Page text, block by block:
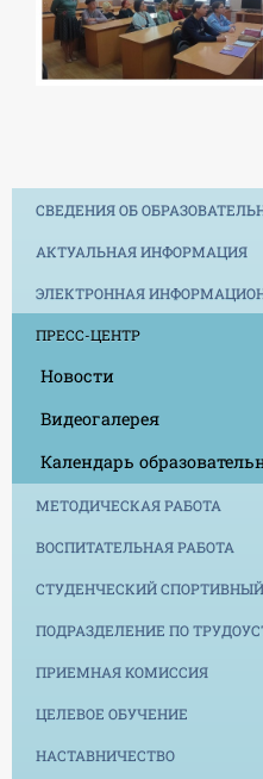
СВЕДЕНИЯ ОБ
АКТУАЛЬНАЯ ИНФОРМАЦИЯ
ЭЛЕКТРОННАЯ
ПРЕСС-ЦЕНТР
Новости
Видеогалерея
Календарь
МЕТОДИЧЕСКАЯ РАБОТА
ВОСПИТАТЕЛЬНАЯ РАБОТА
СТУДЕНЧЕСКИЙ
ПОДРАЗДЕЛЕНИЕ ПО
ПРИЕМНАЯ КОМИССИЯ
ЦЕЛЕВОЕ ОБУЧЕНИЕ
НАСТАВНИЧЕСТВО